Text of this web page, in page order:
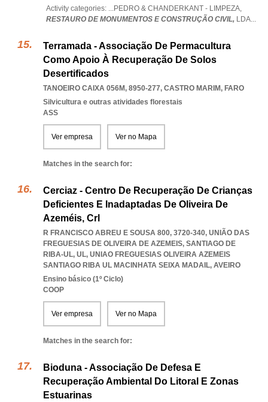
Activity categories: ...PEDRO & CHANDERKANT - LIMPEZA,
RESTAURO DE MONUMENTOS E CONSTRUÇÃO CIVIL, LDA...
Terramada - Associação De Permacultura
Como Apoio À Recuperação De Solos
Desertificados
TANOEIRO CAIXA 056M, 8950-277, CASTRO MARIM, FARO
Silvicultura e outras atividades florestais
ASS
Ver empresa Ver no Mapa
Matches in the search for:
Cerciaz - Centro De Recuperação De Crianças
Deficientes E Inadaptadas De Oliveira De
Azeméis, Crl
R FRANCISCO ABREU E SOUSA 800, 3720-340, UNIÃO DAS
FREGUESIAS DE OLIVEIRA DE AZEMEIS, SANTIAGO DE
RIBA-UL, UL, UNIAO FREGUESIAS OLIVEIRA AZEMEIS
SANTIAGO RIBA UL MACINHATA SEIXA MADAIL, AVEIRO
Ensino básico (1º Ciclo)
COOP
Ver empresa Ver no Mapa
Matches in the search for:
Bioduna - Associação De Defesa E
Recuperação Ambiental Do Litoral E Zonas
Estuarinas